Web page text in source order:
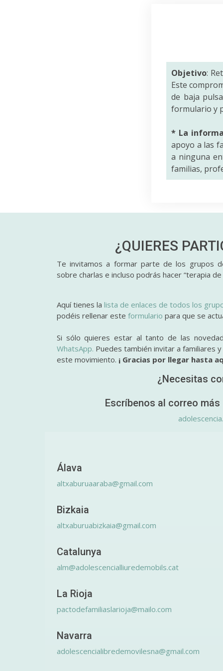
Objetivo:
Este
de baja
formulario y
* La
apoyo a las
a ninguna
familias,
¿QUIERES
Te invitamos a formar parte de los grupos
sobre charlas e incluso podrás hacer “terapia de
Aquí tienes lalista de enlaces de todos los
podéis rellenar este formulario para que se
Si sólo quieres estar al tanto de las
WhatsApp. Puedes también invitar a familiares
este movimiento. ¡ Gracias por llegar hasta
¿Necesitas
Escríbenos al correo
Álava
altxaburuaaraba@gmail.com
Bizkaia
altxaburuabizkaia@gmail.com
Catalunya
alm@adolescencialliuredemobils.cat
La Rioja
pactodefamiliaslarioja@mailo.com
Navarra
adolescencialibredemovilesna@gmail.com